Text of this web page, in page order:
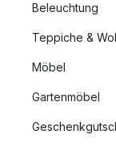
Beleuchtung
Teppiche &
Möbel
Gartenmöbel